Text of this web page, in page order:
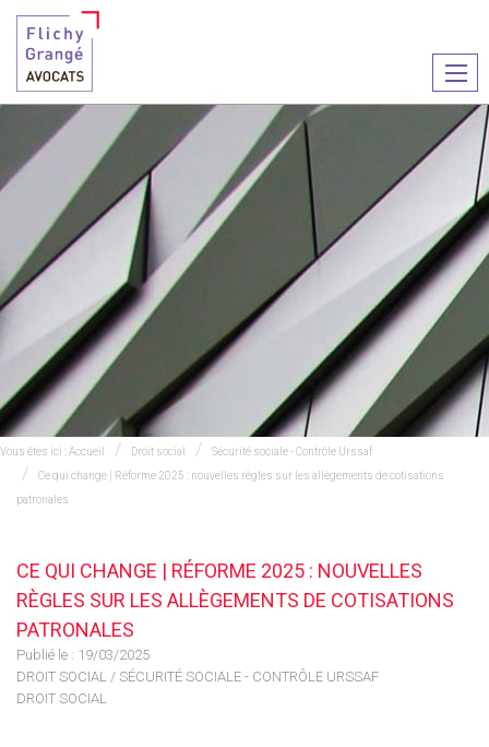
le
Vous êtes ici :Accueil Droit social
Sécurité sociale - Contrôle Urssaf
Ce qui change | Réforme 2025 : nouvelles règles sur les allègements de cotisations
patronales
CE QUI CHANGE | RÉFORME 2025 : NOUVELLES
RÈGLES SUR LES ALLÈGEMENTS DE COTISATIONS
PATRONALES
Publié le : 19/03/2025
DROIT SOCIAL / SÉCURITÉ SOCIALE - CONTRÔLE URSSAF
DROIT SOCIAL